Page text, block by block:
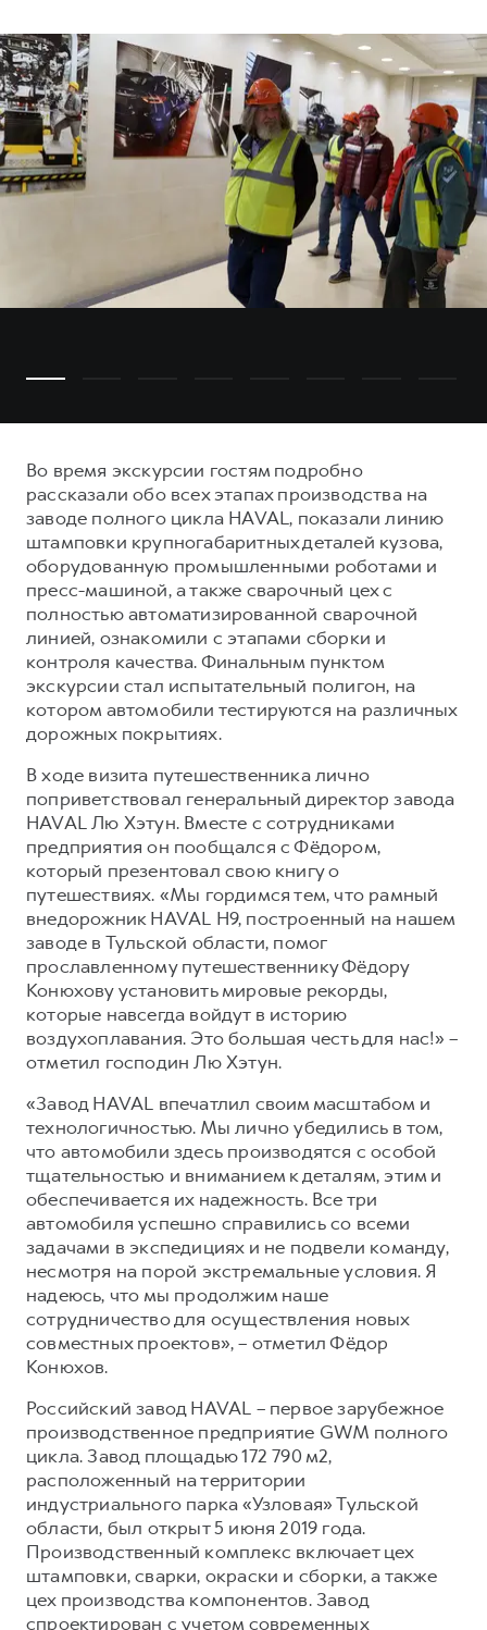
Во время экскурсии гостям подробно
рассказали обо всех этапах производства на
заводе полного цикла HAVAL, показали линию
штамповки крупногабаритных деталей кузова,
оборудованную промышленными роботами и
пресс-машиной, а также сварочный цех с
полностью автоматизированной сварочной
линией, ознакомили с этапами сборки и
контроля качества. Финальным пунктом
экскурсии стал испытательный полигон, на
котором автомобили тестируются на различных
дорожных покрытиях.
В ходе визита путешественника лично
поприветствовал генеральный директор завода
HAVAL Лю Хэтун. Вместе с сотрудниками
предприятия он пообщался с Фёдором,
который презентовал свою книгу о
путешествиях. «Мы гордимся тем, что рамный
внедорожник HAVAL H9, построенный на нашем
заводе в Тульской области, помог
прославленному путешественнику Фёдору
Конюхову установить мировые рекорды,
которые навсегда войдут в историю
воздухоплавания. Это большая честь для нас!» –
отметил господин Лю Хэтун.
«Завод HAVAL впечатлил своим масштабом и
технологичностью. Мы лично убедились в том,
что автомобили здесь производятся с особой
тщательностью и вниманием к деталям, этим и
обеспечивается их надежность. Все три
автомобиля успешно справились со всеми
задачами в экспедициях и не подвели команду,
несмотря на порой экстремальные условия. Я
надеюсь, что мы продолжим наше
сотрудничество для осуществления новых
совместных проектов», – отметил Фёдор
Конюхов.
Российский завод HAVAL – первое зарубежное
производственное предприятие GWM полного
цикла. Завод площадью 172 790 м2,
расположенный на территории
индустриального парка «Узловая» Тульской
области, был открыт 5 июня 2019 года.
Производственный комплекс включает цех
штамповки, сварки, окраски и сборки, а также
цех производства компонентов. Завод
спроектирован с учетом современных